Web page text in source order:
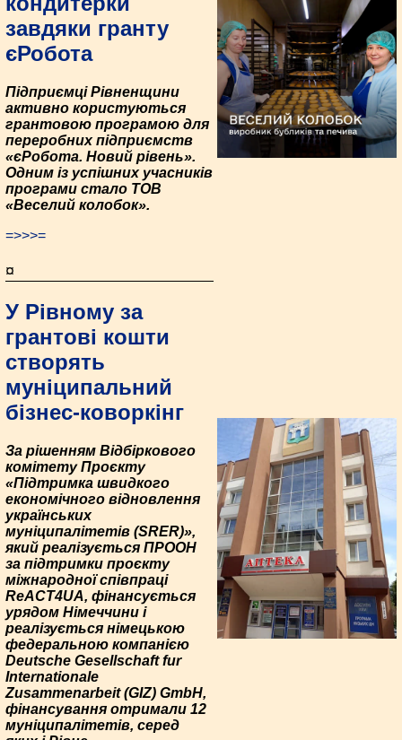
завдяки гранту
єРобота
Підприємці Рівненщини
активно користуються
грантовою програмою для
переробних підприємств
«єРобота. Новий рівень».
Одним із успішних учасників
програми стало ТОВ
«Веселий колобок».
=>>>=
¤
У Рівному за
грантові кошти
створять
муніципальний
бізнес-коворкінг
За рішенням Відбіркового
комітету Проєкту
«Підтримка швидкого
економічного відновлення
українських
муніципалітетів (SRER)»,
який реалізується ПРООН
за підтримки проєкту
міжнародної співпраці
ReACT4UA, фінансується
урядом Німеччини і
реалізується німецькою
федеральною компанією
Deutsche Gesellschaft fu‌r
Internationale
Zusammenarbeit (GIZ) GmbH,
фінансування отримали 12
муніципалітетів, серед